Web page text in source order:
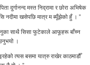
दुर्गानन्द मस्त निद्रामा र छोरा अभिषेक
नदीमा खसेपछि मात्र म ब्यूँझेको हुँ । ”
साथै सिसा फुटेकाले आफूहरू बाँच्न
।
त्यस बसमा यात्रु राखेर काठमाडौँ